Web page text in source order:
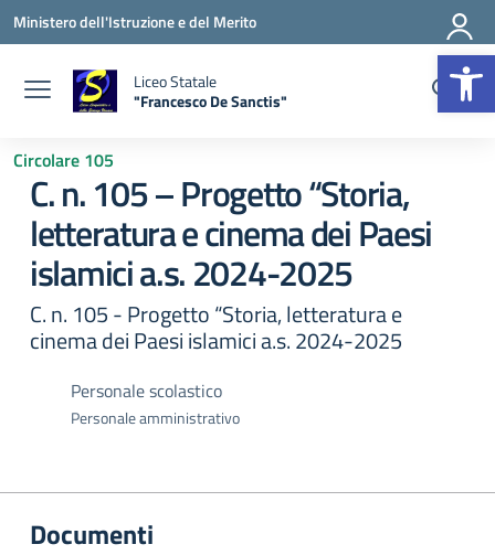
Vai ai contenuti
Vai al menu di navigazione
Vai al footer
Ministero dell'Istruzione e del Merito
Liceo Statale
"Francesco De Sanctis"
Circolare 105
C. n. 105 – Progetto “Storia,
letteratura e cinema dei Paesi
islamici a.s. 2024-2025
C. n. 105 - Progetto “Storia, letteratura e
cinema dei Paesi islamici a.s. 2024-2025
Personale scolastico
Personale amministrativo
Documenti